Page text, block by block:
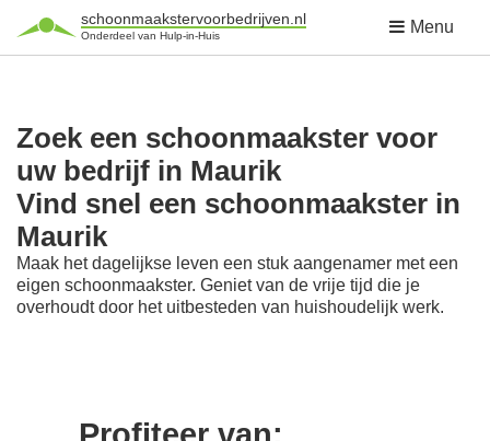
schoonmaakstervoorbedrijven.nl
Onderdeel van Hulp-in-Huis Menu
Zoek een schoonmaakster voor
uw bedrijf in Maurik
Vind snel een schoonmaakster in
Maurik
Maak het dagelijkse leven een stuk aangenamer met een
eigen schoonmaakster. Geniet van de vrije tijd die je
overhoudt door het uitbesteden van huishoudelijk werk.